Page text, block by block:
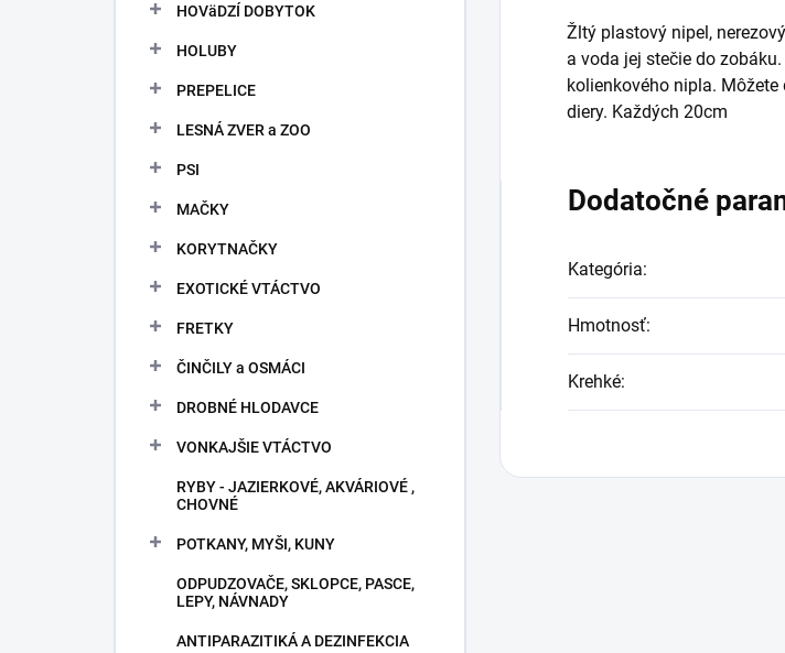
HOVäDZÍ DOBYTOK
HOLUBY
PREPELICE
LESNÁ ZVER a ZOO
PSI
MAČKY
KORYTNAČKY
EXOTICKÉ VTÁCTVO
FRETKY
ČINČILY a OSMÁCI
DROBNÉ HLODAVCE
VONKAJŠIE VTÁCTVO
RYBY - JAZIERKOVÉ, AKVÁRIOVÉ ,
CHOVNÉ
POTKANY, MYŠI, KUNY
ODPUDZOVAČE, SKLOPCE, PASCE,
LEPY, NÁVNADY
ANTIPARAZITIKÁ A DEZINFEKCIA
Žltý plastový nipel,
a voda jej stečie do
kolienkového nipla.
diery. Každých 20cm
Dodatočné
Kategória:
Hmotnosť:
Krehké: